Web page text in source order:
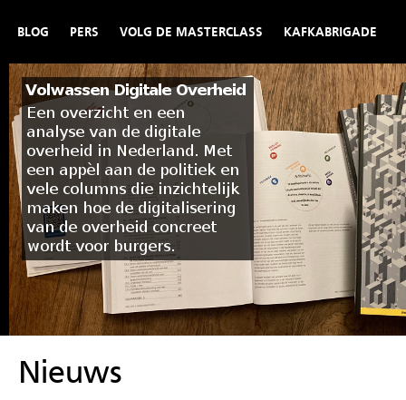
BLOG PERS VOLG DE MASTERCLASS KAFKABRIGADE
Nieuws